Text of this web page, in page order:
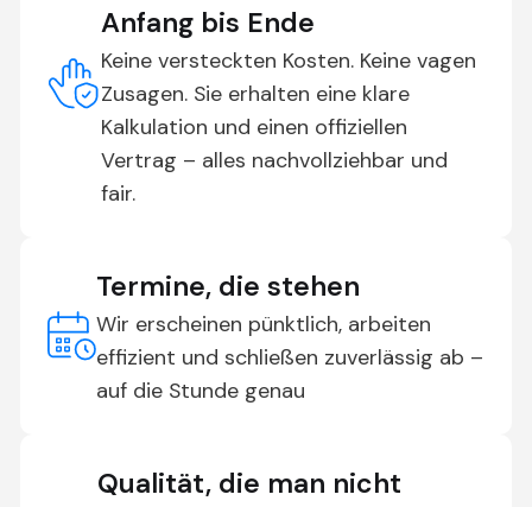
Anfang bis Ende
Keine versteckten Kosten. Keine vagen
Zusagen. Sie erhalten eine klare
Kalkulation und einen offiziellen
Vertrag – alles nachvollziehbar und
fair.
Termine, die stehen
Wir erscheinen pünktlich, arbeiten
effizient und schließen zuverlässig ab –
auf die Stunde genau
Qualität, die man nicht